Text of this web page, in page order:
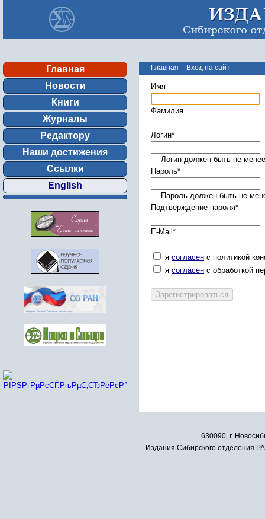
Главная
Новости
Книги
Журналы
Редактору
Наши достижения
Ссылки
English
Главная – Вход на сайт
Имя
Фамилия
Логин*
— Логин должен быть не
Пароль*
— Пароль должен быть не
Подтверждение пароля*
E-Mail *
я согласен с политикой
я согласен с обработкой
630090, г.
Издания Сибирского отделения